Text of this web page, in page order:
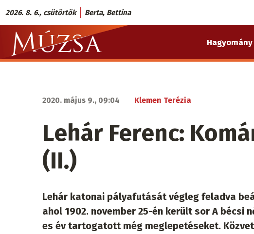
Ugrás
a
tartalomra
2026. 8. 6., csütörtök Berta, Bettina
Múzsa.sk
fő
Hagyomány
2020. május 9., 09:04 Klemen Terézia
Lehár Ferenc:
(II.)
Lehár katonai pályafutását végleg feladva
ahol 1902. november 25-én került sor A bécsi
es év tartogatott még meglepetéseket.